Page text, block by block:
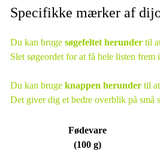
Specifikke mærker af
Du kan bruge søgefeltet herundertil
Slet søgeordet for at få hele listen frem
Du kan bruge knappen herundertil at
Det giver dig et bedre overblik på små
Fødevare
(100 g)